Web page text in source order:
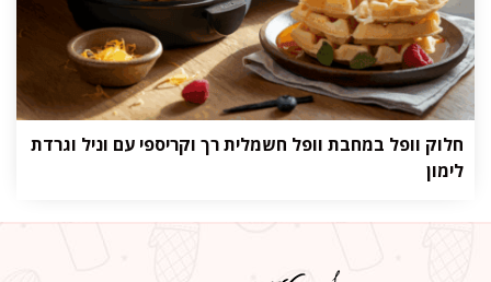
חלוק וופל במחבת וופל חשמלית רך וקריספי עם וניל וגרדת
לימון